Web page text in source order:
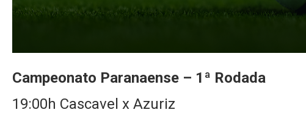
Campeonato Paranaense – 1ª Rodada
19:00h Cascavel x Azuriz